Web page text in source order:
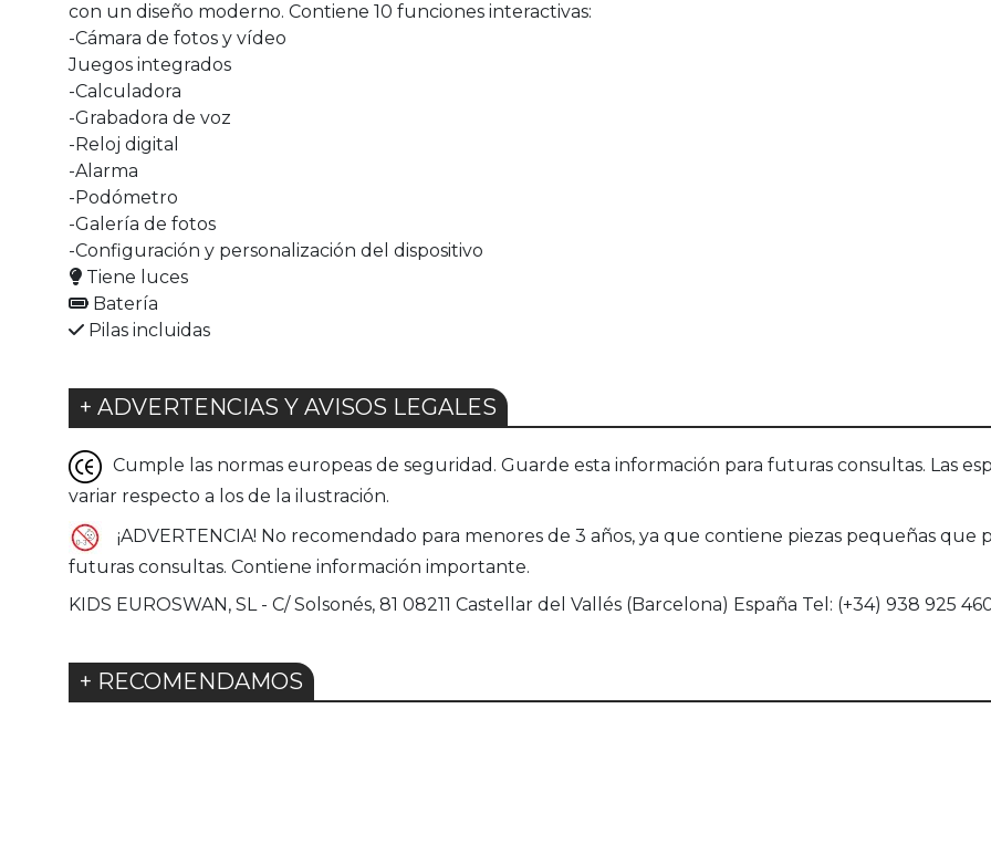
con un diseño moderno. Contiene 10 funciones interactivas:
-Cámara de fotos y vídeo
Juegos integrados
-Calculadora
-Grabadora de voz
-Reloj digital
-Alarma
-Podómetro
-Galería de fotos
-Configuración y personalización del dispositivo
Tiene luces
Batería
Pilas incluidas
+ ADVERTENCIAS Y AVISOS LEGALES
Cumple las normas europeas de seguridad. Guarde esta información para futuras consultas. Las
variar respecto a los de la ilustración.
¡ADVERTENCIA! No recomendado para menores de 3 años, ya que contiene piezas pequeñas
futuras consultas. Contiene información importante.
KIDS EUROSWAN, SL - C/ Solsonés, 81 08211 Castellar del Vallés (Barcelona) España Tel: (+34) 938 925
+ RECOMENDAMOS